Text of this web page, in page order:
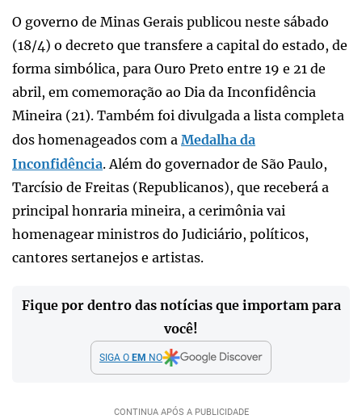
O governo de Minas Gerais publicou neste sábado
(18/4) o decreto que transfere a capital do estado, de
forma simbólica, para Ouro Preto entre 19 e 21 de
abril, em comemoração ao Dia da Inconfidência
Mineira (21). Também foi divulgada a lista completa
dos homenageados com a Medalha da
Inconfidência. Além do governador de São Paulo,
Tarcísio de Freitas (Republicanos), que receberá a
principal honraria mineira, a cerimônia vai
homenagear ministros do Judiciário, políticos,
cantores sertanejos e artistas.
Fique por dentro das notícias que importam para
você!
SIGA O EM NO